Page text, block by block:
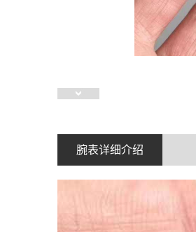
腕表详细介绍